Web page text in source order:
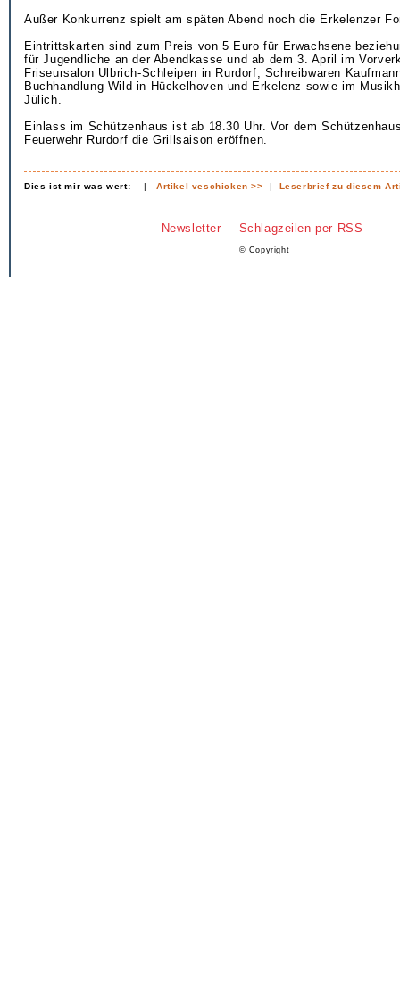
Außer Konkurrenz spielt am späten Abend noch die Erkelenzer
Eintrittskarten sind zum Preis von 5 Euro für Erwachsene
für Jugendliche an der Abendkasse und ab dem 3. April im
Friseursalon Ulbrich-Schleipen in Rurdorf, Schreibwaren
Buchhandlung Wild in Hückelhoven und Erkelenz sowie im
Jülich.
Einlass im Schützenhaus ist ab 18.30 Uhr. Vor dem
Feuerwehr Rurdorf die Grillsaison eröffnen.
Dies ist mir was wert: |Artikel veschicken >> | Leserbrief zu diesem
Newsletter Schlagzeilen per RSS
© Copyright